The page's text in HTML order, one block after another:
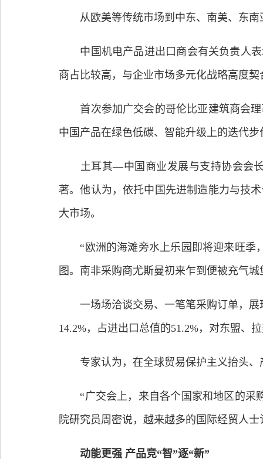
从欧美等传统市场到中东、南美、东南
中国机电产品进出口商会有关负责人表
商占比较高，与企业市场多元化战略高度契
首次参加广交会的哥伦比亚建筑商会理
中国产品在绿色低碳、智能升级上的迭代
土耳其—中国商业发展与支持协会会长
著。他认为，依托中国先进制造能力与技
大市场。
“欧洲的海滩旁水上乐园即将迎来旺季，
图。南非采购商尤斯曼初来乍到便被充气
一场场洽谈交易、一笔笔采购订单，展
14.2%，占进出口总值的51.2%，对东盟、
专家认为，在全球贸易保护主义抬头、
“广交会上，来自各个国家和地区的采购
院研究员周密说，越来越多的国际经贸人
动能更强 产品竞“智”逐“新”